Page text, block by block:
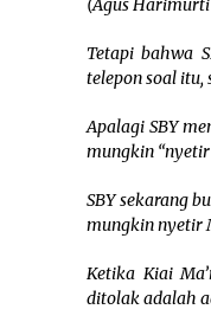
(Agus Harimurti
Tetapi bahwa
telepon soal itu,
Apalagi SBY
mungkin
SBY sekarang
mungkin nyetir
Ketika Kiai
ditolak adalah